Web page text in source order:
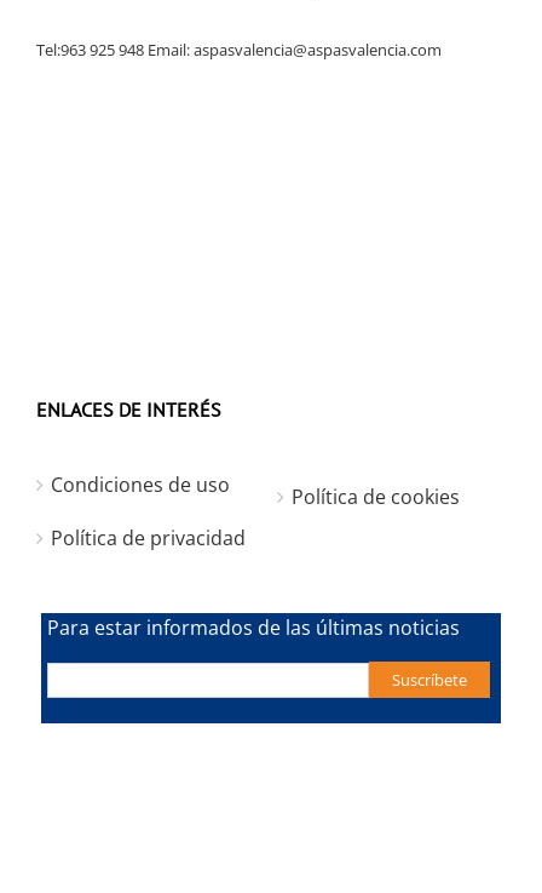
Tel:963 925 948 Email:aspasvalencia@aspasvalencia.com
ENLACES DE INTERÉS
Condiciones de uso
Política de privacidad
Política de cookies
Para estar informados de las últimas noticias